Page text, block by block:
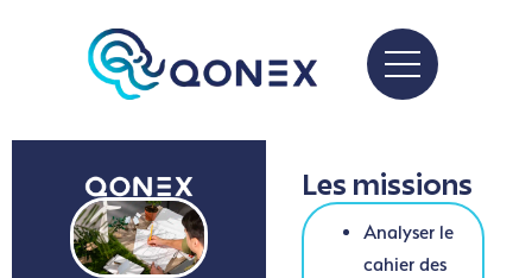
Les missions
Analyser le
cahier des